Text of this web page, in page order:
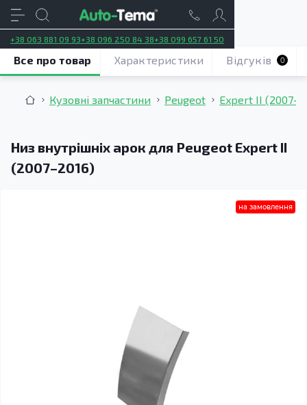
+38 063 881 09 93+38 096 250 84 38+38 099 657 61 50
Кузовні запчастини Peugeot Expert II
Низ внутрішніх арок для Peugeot Expert II
(2007–2016)
Все про товар Характеристики Відгуків 0
на замовлення